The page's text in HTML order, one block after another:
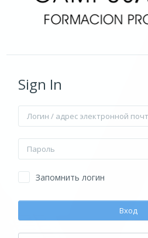
Sign In
Логин / адрес электронной почты
Запомнить логин
Вход